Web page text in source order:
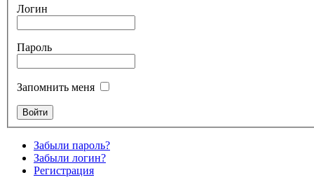
Логин
Пароль
Запомнить меня
Забыли пароль?
Забыли логин?
Регистрация